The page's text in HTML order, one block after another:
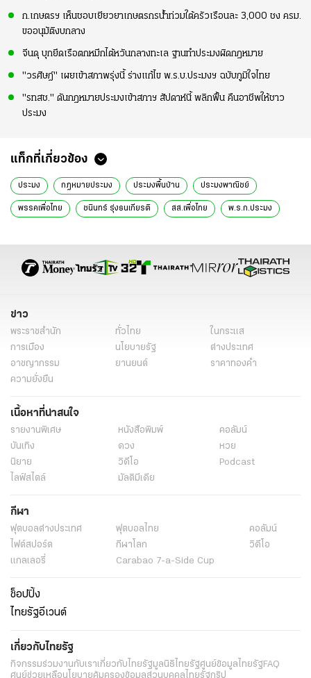
ก.เกษตรฯ เห็นชอบเยียวยาเกษตรกรน้ำท่วมใต้ครัวเรือนละ 3,000 ชง ครม.
ขออนุมัติงบกลาง
จีนดุ บุกยึดเรือตกหมึกไต้หวันกลางทะเล ฐานทำประมงผิดกฎหมาย
"วรศิษฎ์" เผยเข้าสภาพรุ่งนี้ ร่างแก้ไข พ.ร.บ.ประมงฯ ฉบับภูมิใจไทย
"รทสช." ดันกฎหมายประมงเข้าสภาฯ สัปดาห์นี้ พลิกฟื้น คืนอาชีพให้ชาว
ประมง
แท็กที่เกี่ยวข้อง
ประมง กฎหมายประมง ประมงพื้นบ้าน ประมงพาณิชย์
พรรคเพื่อไทย ชนินทร์ รุ่งธนเกียรติ สส.เพื่อไทย พ.ร.ก.ประมง
ข่าว
พระราชสำนัก ทั่วไทย
ในกระแส
การเมือง
นโยบายรัฐ
ต่างประเทศ
อาชญากรรม
ยานยนต์
ราคาทองคำ
ความยั่งยืน
เนื้อหาที่น่าสนใจ
รายงานพิเศษ หนังสือพิมพ์
คอลัมน์
บันเทิง
ดวง
หวย
นิยาย
วิดีโอ
Podcast
ไลฟ์สไตล์
มัลติมีเดีย
กีฬา
ฟุตบอลต่่างประเทศ ฟุตบอลไทย
คอลัมน์
ไฟต์สปอร์ต
กีฬาโลก
วิดีโอ
แกลเลอรี่
Carabao 7-a-Side Cup
ช็อปปิ้ง
ไทยรัฐอีเวนต์
เกี่ยวกับไทยรัฐ
กิจกรรมร่วมงานกับเราเกี่ยวกับไทยรัฐมูลนิธิไทยรัฐศูนย์ข้อมูลไทยรัฐFAQ
ศูนย์ช่วยเหลือนโยบายคุ้มครองข้อมูลส่วนบุคคลไทยรัฐกรุ๊ป